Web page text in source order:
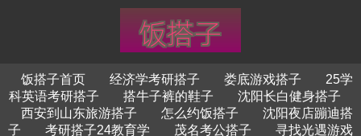
饭搭子首页 经济学考研搭子 娄底游戏搭子
25学
科英语考研搭子
搭牛子裤的鞋子
沈阳长白健身搭子
西安到山东旅游搭子
怎么约饭搭子
沈阳夜店蹦迪搭
子
考研搭子24教育学 茂名考公搭子
寻找光遇游戏